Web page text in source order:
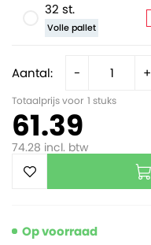
Aantal: - +
Totaalprijs voor 1 stuks
61.39
74.28 incl. btw
32 st.
Volle pallet
Op voorraad